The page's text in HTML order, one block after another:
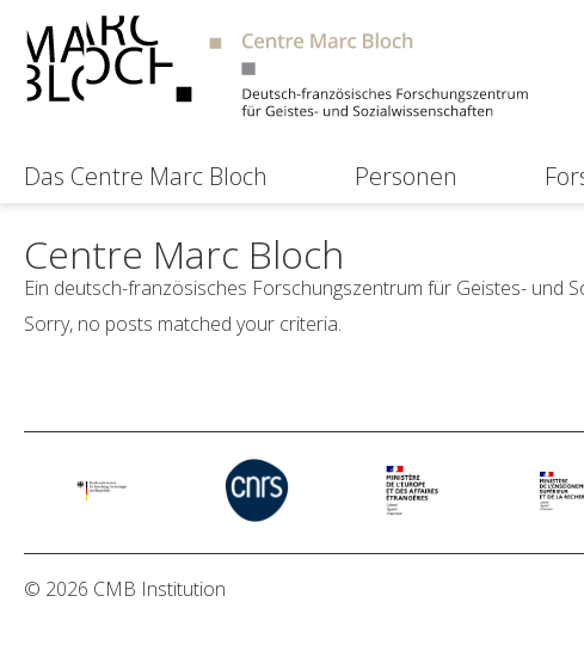
Das Centre Marc Bloch Personen
Centre Marc Bloch
Ein deutsch-französisches Forschungszentrum für Geistes- und
Sorry, no posts matched your criteria.
© 2026 CMB Institution